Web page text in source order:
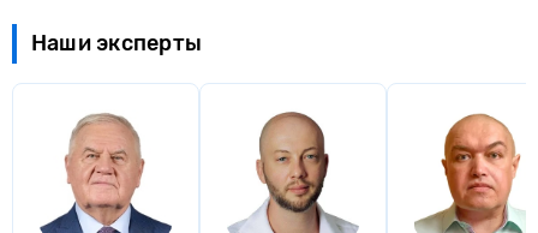
Наши эксперты